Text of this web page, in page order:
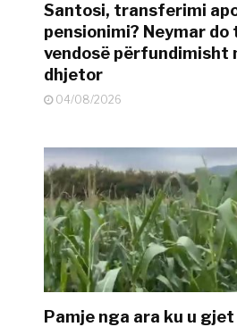
Santosi, transferimi
pensionimi? Neymar do
vendosë përfundimisht
dhjetor
04/08/2026
Pamje nga ara ku u gjet